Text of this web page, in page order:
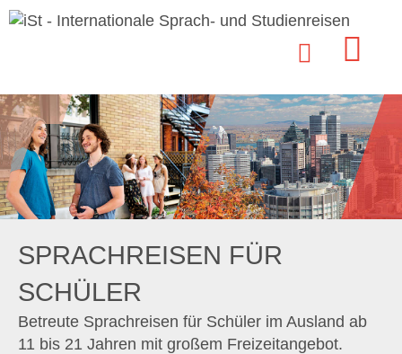
SPRACHREISEN FÜR
SCHÜLER
Betreute Sprachreisen für Schüler im Ausland ab
11 bis 21 Jahren mit großem Freizeitangebot.